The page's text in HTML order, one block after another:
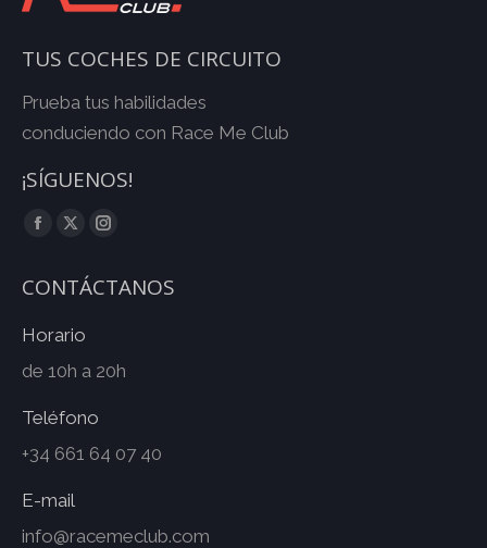
TUS COCHES DE CIRCUITO
Prueba tus habilidades
conduciendo con Race Me Club
¡SÍGUENOS!
Facebook
TwitterInstagram
CONTÁCTANOS
Horario
de 10h a 20h
Teléfono
+34 661 64 07 40
E-mail
info@racemeclub.com